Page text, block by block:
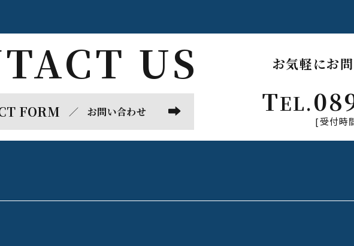
US お気軽にお
FORM お問い合わせ TEL.
[受付時